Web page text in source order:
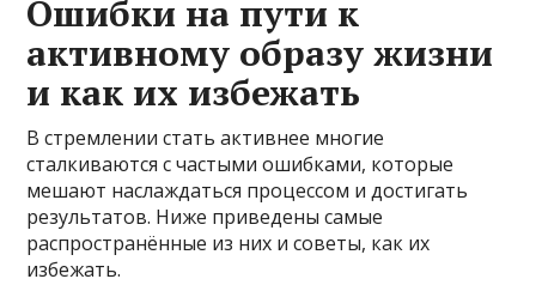
Ошибки на пути к
активному образу жизни
и как их избежать
В стремлении стать активнее многие
сталкиваются с частыми ошибками, которые
мешают наслаждаться процессом и достигать
результатов. Ниже приведены самые
распространённые из них и советы, как их
избежать.